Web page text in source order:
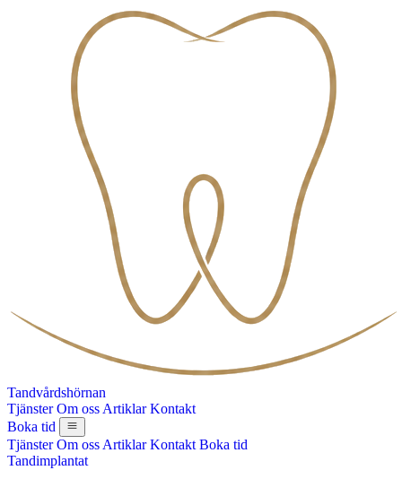
Tandvårdshörnan
TjänsterOm oss ArtiklarKontakt
Boka tid
TjänsterOm oss ArtiklarKontakt Boka tid
Tandimplantat